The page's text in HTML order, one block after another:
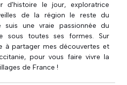
d'histoire le jour, exploratrice
de la région le reste du
suis une vraie passionnée du
sous toutes ses formes. Sur
à partager mes découvertes et
pour vous faire vivre la
de France !